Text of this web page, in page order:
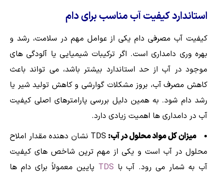
استاندارد کیفیت آب مناسب برای دام
کیفیت آب مصرفی دام یکی از عوامل مهم در سلامت، رشد و
بهره وری دامداری است. اگر ترکیبات شیمیایی یا آلودگی های
موجود در آب از حد استاندارد بیشتر باشد، می تواند باعث
کاهش مصرف آب، بروز مشکلات گوارشی و کاهش تولید شیر یا
رشد دام شود. به همین دلیل بررسی پارامترهای اصلی کیفیت
آب در دامداری ها اهمیت زیادی دارد.
میزان کل مواد محلول در آب:
TDS نشان دهنده مقدار املاح
محلول در آب است و یکی از مهم ترین شاخص های کیفیت
آب به شمار می رود. آب با TDS پایین معمولاً برای دام ها